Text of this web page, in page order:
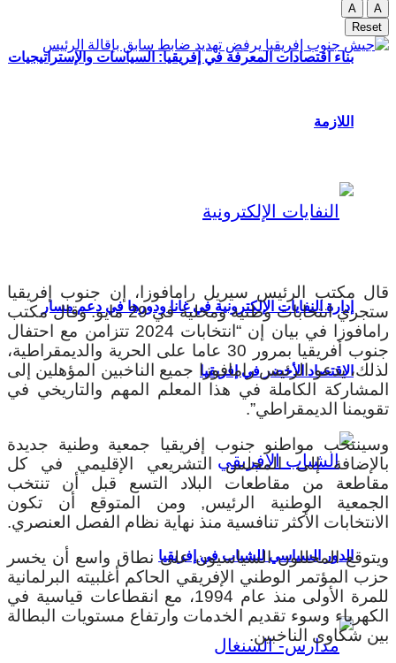
بناء اقتصادات المعرفة في إفريقيا: السياسات والإستراتيجيات
اللازمة
إدارة النفايات الإلكترونية في غانا ودورها في دعم مسار
الاقتصاد الأخضر في إفريقيا
الدور السياسي للشباب في إفريقيا
A
A
Reset
قال مكتب الرئيس سيريل رامافوزا، إن جنوب إفريقيا
ستجري انتخابات وطنية ومحلية في 29 مايو. وقال مكتب
رامافوزا في بيان إن “انتخابات 2024 تتزامن مع احتفال
جنوب أفريقيا بمرور 30 عاما على الحرية والديمقراطية،
لذلك، يدعو الرئيس رامافوزا جميع الناخبين المؤهلين إلى
المشاركة الكاملة في هذا المعلم المهم والتاريخي في
تقويمنا الديمقراطي”.
وسينتخب مواطنو جنوب إفريقيا جمعية وطنية جديدة
بالإضافة إلى المجلس التشريعي الإقليمي في كل
مقاطعة من مقاطعات البلاد التسع قبل أن تنتخب
الجمعية الوطنية الرئيس, ومن المتوقع أن تكون
الانتخابات الأكثر تنافسية منذ نهاية نظام الفصل العنصري.
ويتوقع المحللون السياسيون على نطاق واسع أن يخسر
حزب المؤتمر الوطني الإفريقي الحاكم أغلبيته البرلمانية
للمرة الأولى منذ عام 1994، مع انقطاعات قياسية في
الكهرباء وسوء تقديم الخدمات وارتفاع مستويات البطالة
بين شكاوى الناخبين.